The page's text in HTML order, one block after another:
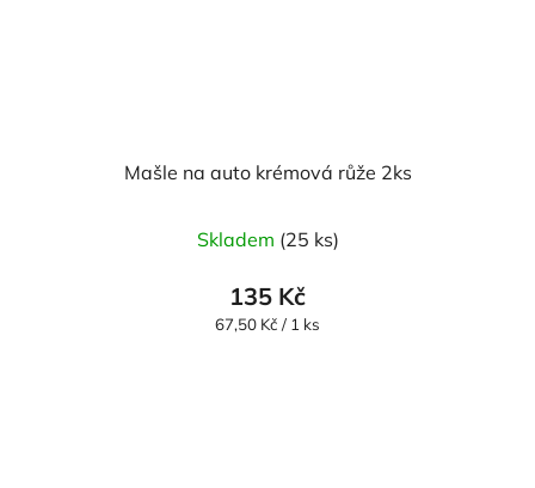
Mašle na auto krémová růže 2ks
Skladem (25 ks)
135 Kč
Měrná
67,50 Kč / 1 ks